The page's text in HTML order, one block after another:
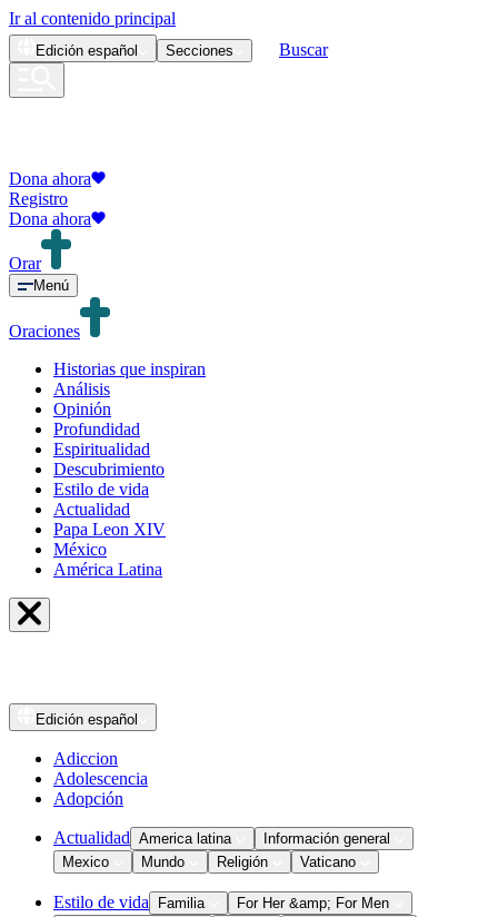
Ir al contenido principal
Edición español Secciones Buscar
Dona ahora
Registro
Dona ahora
Orar
Menú
Oraciones
Historias que inspiran
Análisis
Opinión
Profundidad
Espiritualidad
Descubrimiento
Estilo de vida
Actualidad
Papa Leon XIV
México
América Latina
Edición español
Adiccion
Adolescencia
Adopción
Actualidad America latina
Información general
Mexico
Mundo Religión Vaticano
Estilo de vida Familia
For Her &amp; For Men